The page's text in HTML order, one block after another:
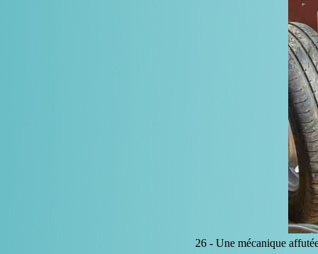
26 -Une mécanique